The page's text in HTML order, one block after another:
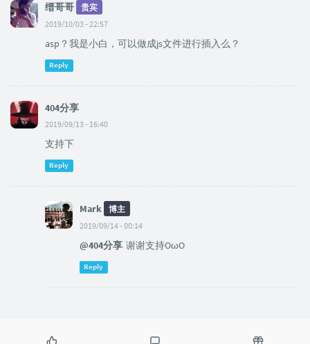
缙哥哥
贵宾
2019/10/03 - 22:57
asp？我是小白，可以做成js文件进行插入么？
Reply
404分享
2019/09/13 - 16:40
支持下
Reply
Mark
博主
2019/09/14 - 00:14
@404分享 谢谢支持OωO
Reply